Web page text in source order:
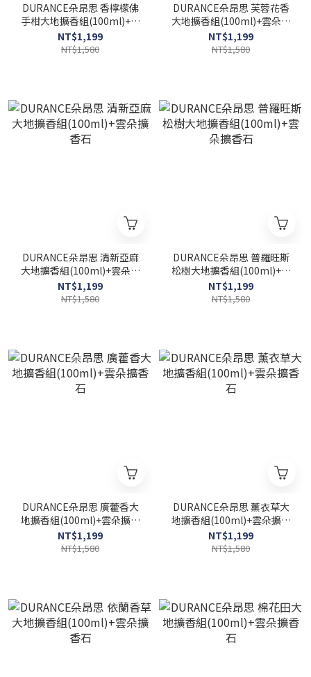
DURANCE朵昂思 香檸檬佛
手柑大地擴香組(100ml)+雲
朵擴香石
NT$1,199
NT$1,580
DURANCE朵昂思 芙蓉花香
大地擴香組(100ml)+雲朵擴
香石
NT$1,199
NT$1,580
DURANCE朵昂思 清新亞麻
大地擴香組(100ml)+雲朵擴
香石
NT$1,199
NT$1,580
DURANCE朵昂思 普羅旺斯
松樹大地擴香組(100ml)+雲
朵擴香石
NT$1,199
NT$1,580
DURANCE朵昂思 廣藿香大
地擴香組(100ml)+雲朵擴香
石
NT$1,199
NT$1,580
DURANCE朵昂思 薰衣草大
地擴香組(100ml)+雲朵擴香
石
NT$1,199
NT$1,580